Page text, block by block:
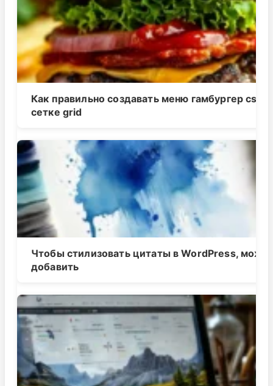
Как правильно создавать меню гамбургер css в
сетке grid
Чтобы стилизовать цитаты в WordPress,
добавить